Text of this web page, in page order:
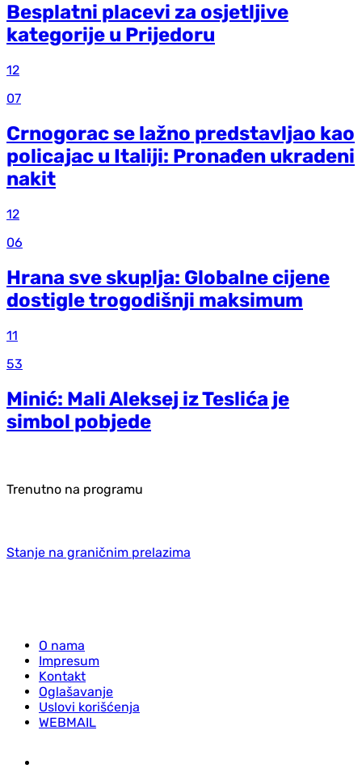
Besplatni placevi za osjetljive
kategorije u Prijedoru
12
07
Crnogorac se lažno predstavljao kao
policajac u Italiji: Pronađen ukradeni
nakit
12
06
Hrana sve skuplja: Globalne cijene
dostigle trogodišnji maksimum
11
53
Minić: Mali Aleksej iz Teslića je
simbol pobjede
Trenutno na programu
Stanje na graničnim prelazima
O nama
Impresum
Kontakt
Oglašavanje
Uslovi korišćenja
WEBMAIL